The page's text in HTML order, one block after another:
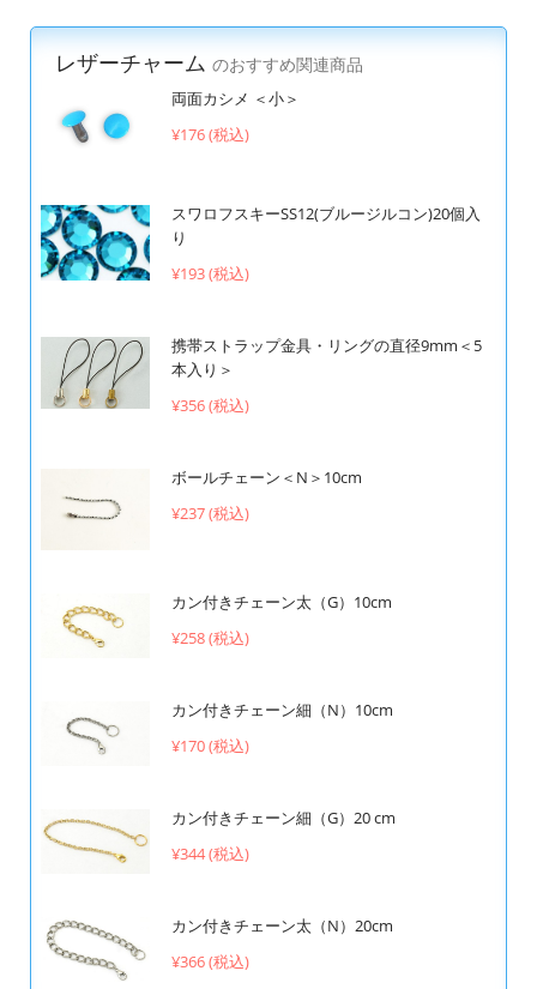
レザーチャーム のおすすめ関連商品
両面カシメ ＜小＞
¥176 (税込)
スワロフスキーSS12(ブルージルコン)20個入
り
¥193 (税込)
携帯ストラップ金具・リングの直径9mm＜5
本入り＞
¥356 (税込)
ボールチェーン＜N＞10cm
¥237 (税込)
カン付きチェーン太（G）10cm
¥258 (税込)
カン付きチェーン細（N）10cm
¥170 (税込)
カン付きチェーン細（G）20 cm
¥344 (税込)
カン付きチェーン太（N）20cm
¥366 (税込)